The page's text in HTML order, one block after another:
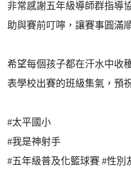
非常感謝五年級導師群指導
助與賽前叮嚀，讓賽事圓滿
希望每個孩子都在汗水中收
表學校出賽的班級集氣，預
#太平國小
#我是神射手
#五年級普及化籃球賽 #性別